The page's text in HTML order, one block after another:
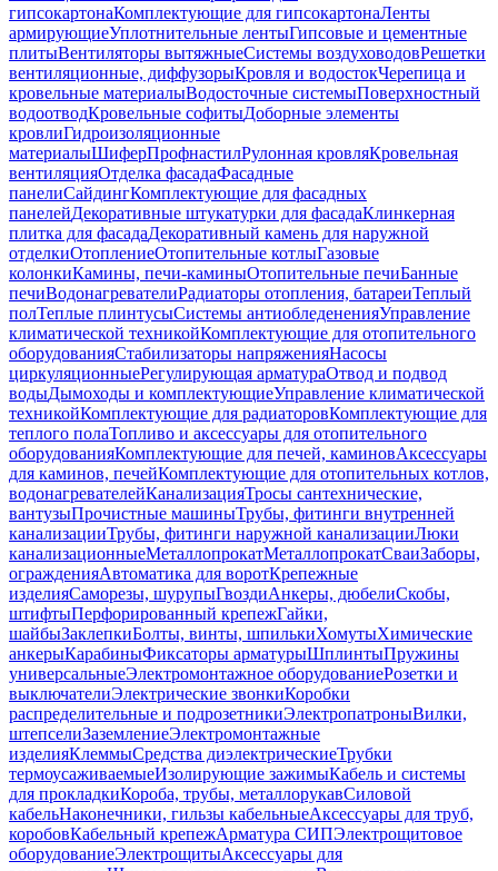
гипсокартонаКомплектующие для гипсокартонаЛенты
армирующиеУплотнительные лентыГипсовые и цементные
плитыВентиляторы вытяжныеСистемы воздуховодовРешетки
вентиляционные, диффузорыКровля и водостокЧерепица и
кровельные материалыВодосточные системыПоверхностный
водоотводКровельные софитыДоборные элементы
кровлиГидроизоляционные
материалыШиферПрофнастилРулонная кровляКровельная
вентиляцияОтделка фасадаФасадные
панелиСайдингКомплектующие для фасадных
панелейДекоративные штукатурки для фасадаКлинкерная
плитка для фасадаДекоративный камень для наружной
отделкиОтоплениеОтопительные котлыГазовые
колонкиКамины, печи-каминыОтопительные печиБанные
печиВодонагревателиРадиаторы отопления, батареиТеплый
полТеплые плинтусыСистемы антиобледененияУправление
климатической техникойКомплектующие для отопительного
оборудованияСтабилизаторы напряженияНасосы
циркуляционныеРегулирующая арматураОтвод и подвод
водыДымоходы и комплектующиеУправление климатической
техникойКомплектующие для радиаторовКомплектующие для
теплого полаТопливо и аксессуары для отопительного
оборудованияКомплектующие для печей, каминовАксессуары
для каминов, печейКомплектующие для отопительных котлов,
водонагревателейКанализацияТросы сантехнические,
вантузыПрочистные машиныТрубы, фитинги внутренней
канализацииТрубы, фитинги наружной канализацииЛюки
канализационныеМеталлопрокатМеталлопрокатСваиЗаборы,
огражденияАвтоматика для воротКрепежные
изделияСаморезы, шурупыГвоздиАнкеры, дюбелиСкобы,
штифтыПерфорированный крепежГайки,
шайбыЗаклепкиБолты, винты, шпилькиХомутыХимические
анкерыКарабиныФиксаторы арматурыШплинтыПружины
универсальныеЭлектромонтажное оборудованиеРозетки и
выключателиЭлектрические звонкиКоробки
распределительные и подрозетникиЭлектропатроныВилки,
штепселиЗаземлениеЭлектромонтажные
изделияКлеммыСредства диэлектрическиеТрубки
термоусаживаемыеИзолирующие зажимыКабель и системы
для прокладкиКороба, трубы, металлорукавСиловой
кабельНаконечники, гильзы кабельныеАксессуары для труб,
коробовКабельный крепежАрматура СИПЭлектрощитовое
оборудованиеЭлектрощитыАксессуары для